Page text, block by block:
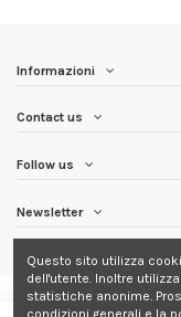
Informazioni
Contact us
Follow us
Newsletter
Questo sito utilizza
dell'utente. Inoltre
statistiche anonime.